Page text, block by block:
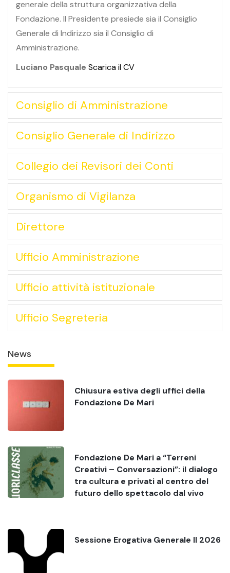
generale della struttura organizzativa della
Fondazione. Il Presidente presiede sia il Consiglio
Generale di Indirizzo sia il Consiglio di
Amministrazione.
Luciano Pasquale Scarica il CV
Consiglio di Amministrazione
Consiglio Generale di Indirizzo
Collegio dei Revisori dei Conti
Organismo di Vigilanza
Direttore
Ufficio Amministrazione
Ufficio attività istituzionale
Ufficio Segreteria
News
Chiusura estiva degli uffici della
Fondazione De Mari
Fondazione De Mari a “Terreni
Creativi – Conversazioni”: il dialogo
tra cultura e privati al centro del
futuro dello spettacolo dal vivo
Sessione Erogativa Generale II 2026